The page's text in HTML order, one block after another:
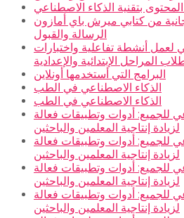
بتقنية الذكاء الاصطناعي
من كتابي ميرش باي أمازون
الرسالة والقبول
لعمل أنشطة تفاعلية واختبارات
المراحل الإبتدائية والإعدادية
البرامج التي أستخدمها أونلاين
الذكاء الاصطناعي في الطب
الذكاء الاصطناعي في الطب
للجميع: أدوات وتطبيقات فعالة
لزيادة إنتاجية المعلمين والباحثين
للجميع: أدوات وتطبيقات فعالة
لزيادة إنتاجية المعلمين والباحثين
للجميع: أدوات وتطبيقات فعالة
لزيادة إنتاجية المعلمين والباحثين
للجميع: أدوات وتطبيقات فعالة
لزيادة إنتاجية المعلمين والباحثين